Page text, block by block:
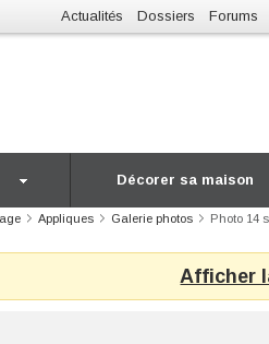
Actualités Dossiers Forums
Décorer sa maison
Appliques Galerie photos Photo 14
Afficher